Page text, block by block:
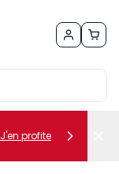
J'en profite